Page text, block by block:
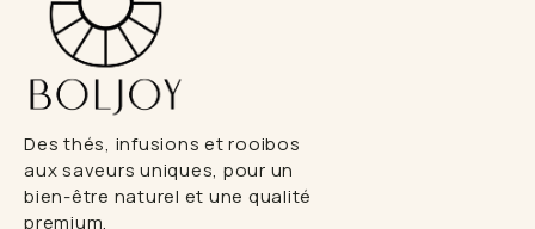
Des thés, infusions et rooibos
aux saveurs uniques, pour un
bien-être naturel et une qualité
premium.